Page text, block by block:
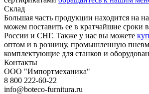
Склад
Большая часть продукции находится на
можем поставить ее в кратчайшие сроки
России и СНГ. Также у нас вы можете
оптом и в розницу, промышленную
комплектующие для станков и
Контакты
ООО "Импортмеханика"
8 800 222-60-22
info@boteco-furnitura.ru